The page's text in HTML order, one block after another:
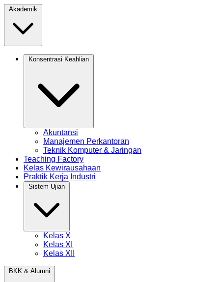
Akuntansi
Manajemen Perkantoran
Teknik Komputer & Jaringan
Teaching Factory
Kelas Kewirausahaan
Praktik Kerja Industri
Kelas X
Kelas XI
Kelas XII